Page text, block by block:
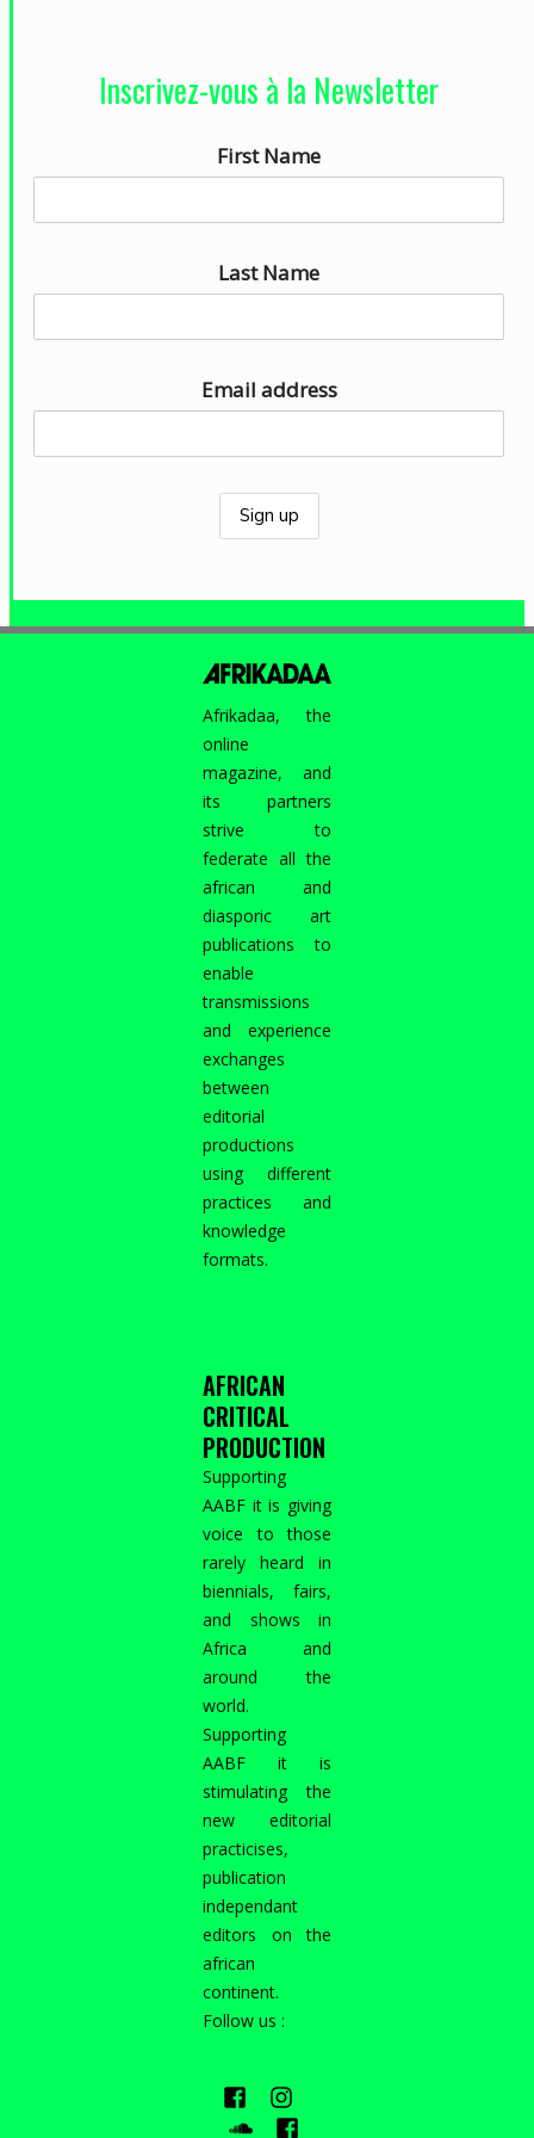
e
r
d
o
Inscrivez-vous à la Newsletter
First Name
Last Name
Email address
Afrikadaa, the
online
magazine, and
its partners
strive to
federate all the
african and
diasporic art
publications to
enable
transmissions
and experience
exchanges
between
editorial
productions
using different
practices and
knowledge
formats.
AFRICAN
CRITICAL
PRODUCTION
Supporting
AABF it is giving
voice to those
rarely heard in
biennials, fairs,
and shows in
Africa and
around the
world.
Supporting
AABF it is
stimulating the
new editorial
practicises,
publication
independant
editors on the
african
continent.
Follow us :